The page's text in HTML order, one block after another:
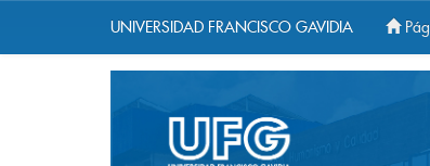
UNIVERSIDAD FRANCISCO GAVIDIA